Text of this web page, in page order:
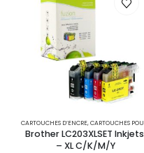
CARTOUCHES D’ENCRE,CARTOUCHES POUR IMPRIMANTES BROTHER
Brother LC203XLSET Inkjets
– XL C/K/M/Y